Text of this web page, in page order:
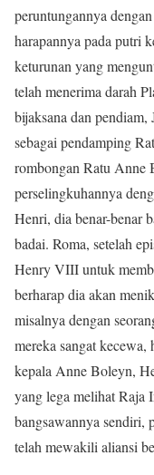
peruntungannya
harapannya pada putri
keturunan yang
telah menerima darah
bijaksana dan
sebagai pendamping
rombongan Ratu Anne
perselingkuhannya
Henri, dia benar-benar
badai. Roma, setelah
Henry VIII untuk
berharap dia akan
misalnya dengan
mereka sangat kecewa,
kepala Anne Boleyn,
yang lega melihat Raja
bangsawannya sendiri,
telah mewakili aliansi